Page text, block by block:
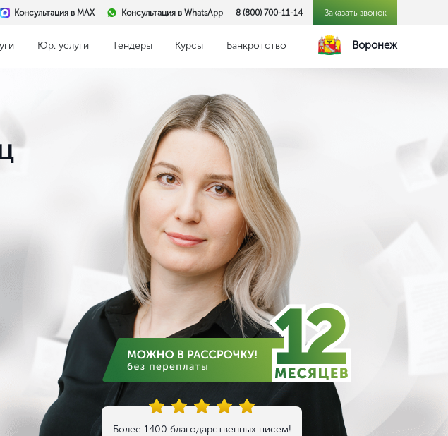
Консультация в MAX Консультация в WhatsApp 8 (800) 700-11-14 Заказать звонок
Юр. услуги Тендеры Курсы Банкротство Воронеж
Более 1400 благодарственных писем!